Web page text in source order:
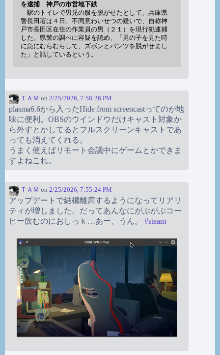
を逮捕 神戸の市営地下鉄
駅のトイレで男児の服を脱がせたとして、兵庫県
警長田署は４日、不同意わいせつの疑いで、自称神
戸市長田区在住の作業員の男（２１）を現行犯逮捕
した。県警の調べに容疑を認め、「男の子を見た時
に急にむらむらして、ズボンとパンツを脱がせまし
た」と話しているという。
ＴＡＭ on 2/25/2026, 7:58:26 PM
plasma6.6から入ったHide from screencastってのが地
味に便利。OBSのウインドウだけキャスト対象か
ら外すとかしてるとフルスクリーンキャストであ
っても消えてくれる。
うまく使えばリモート会議中にゲームとかできま
すよねこれ。
ＴＡＭ on 2/25/2026, 7:55:24 PM
アップデートで結構離席するようになってリアリ
ティが増しました。だってあんなにがぶがぶコー
ヒー飲むのにおしっｋ…あー、うん。 #steam